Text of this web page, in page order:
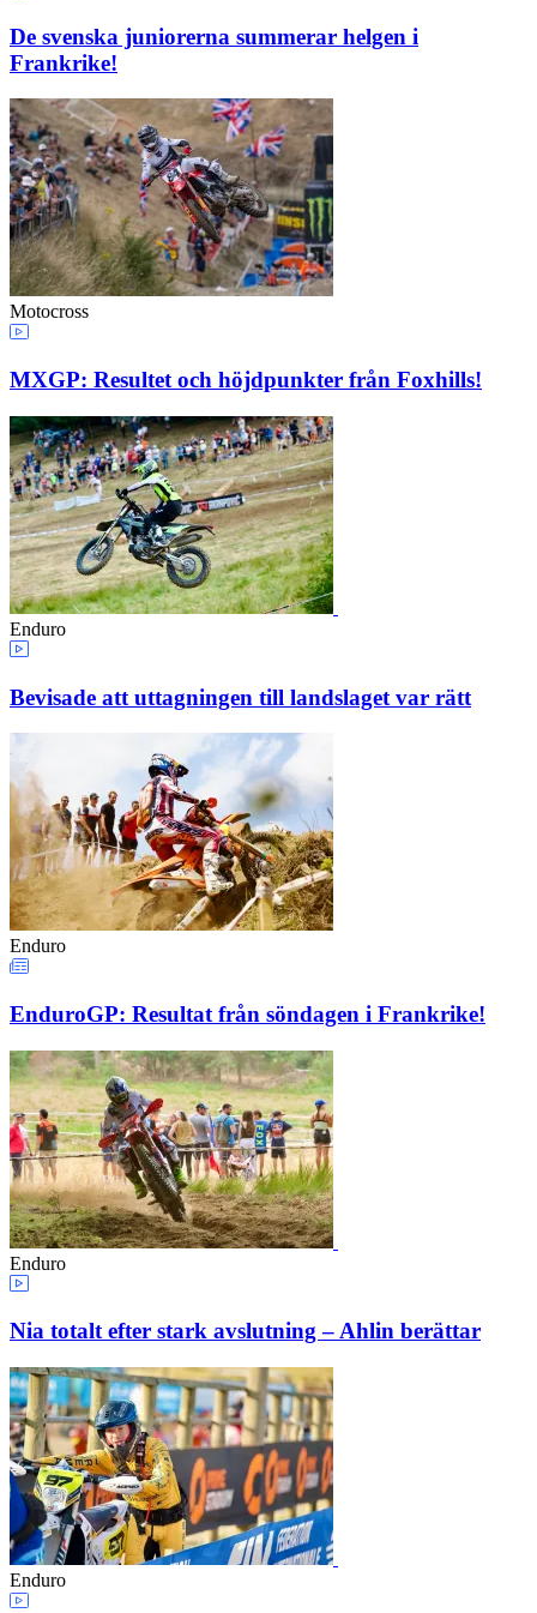
De svenska juniorerna summerar helgen i
Frankrike!
Motocross
MXGP: Resultet och höjdpunkter från Foxhills!
Enduro
Bevisade att uttagningen till landslaget var rätt
Enduro
EnduroGP: Resultat från söndagen i Frankrike!
Enduro
Nia totalt efter stark avslutning – Ahlin berättar
Enduro